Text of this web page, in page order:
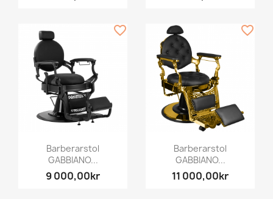
Barberarstol
GABBIANO...
9 000,00kr
favorite_border
Barberarstol
GABBIANO...
11 000,00kr
favorite_border